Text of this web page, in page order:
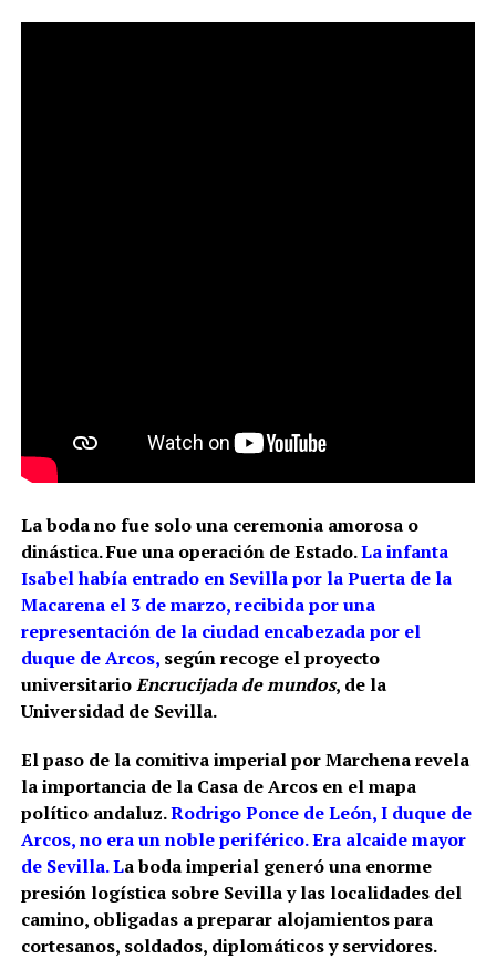
La boda no fue solo una ceremonia amorosa o
dinástica. Fue una operación de Estado.La infanta
Isabel había entrado en Sevilla por la Puerta de la
Macarena el 3 de marzo, recibida por una
representación de la ciudad encabezada por el
duque de Arcos,según recoge el proyecto
universitarioEncrucijada de mundos, de la
Universidad de Sevilla.
El paso de la comitiva imperial por Marchena revela
la importancia de la Casa de Arcos en el mapa
político andaluz.Rodrigo Ponce de León, I duque de
Arcos, no era un noble periférico. Era alcaide mayor
de Sevilla. La boda imperial generó una enorme
presión logística sobre Sevilla y las localidades del
camino, obligadas a preparar alojamientos para
cortesanos, soldados, diplomáticos y servidores.